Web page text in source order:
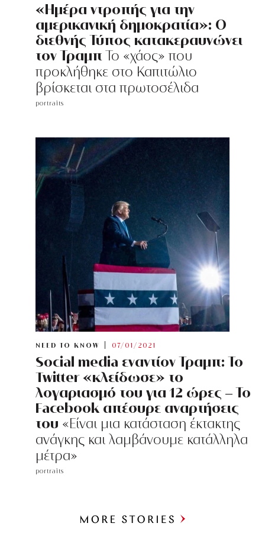
«Ημέρα ντροπής για την
αμερικανική δημοκρατία»: Ο
διεθνής Τύπος κατακεραυνώνει
τον Τραμπ Το «χάος» που
προκλήθηκε στο Καπιτώλιο
βρίσκεται στα πρωτοσέλιδα
portraits
NEED TO KNOW 07/01/2021
Social media εναντίον Τραμπ: Το
Twitter «κλείδωσε» το
λογαριασμό του για 12 ώρες – Το
Facebook απέσυρε αναρτήσεις
του «Είναι μια κατάσταση έκτακτης
ανάγκης και λαμβάνουμε κατάλληλα
μέτρα»
portraits